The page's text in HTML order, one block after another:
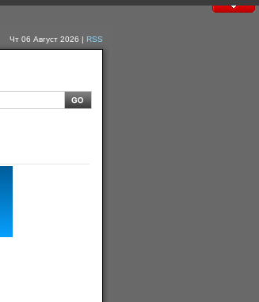
Чт 06 Август 2026 | RSS